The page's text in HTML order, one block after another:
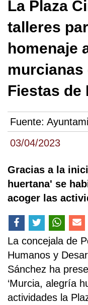
03/04/2023
La Plaza
talleres
homenaje
murcianas
Fiestas de
Fuente:
Gracias a la
huertana' se
acoger las
La concejala de
Humanos y
Sánchez ha
‘Murcia, alegría
actividades la